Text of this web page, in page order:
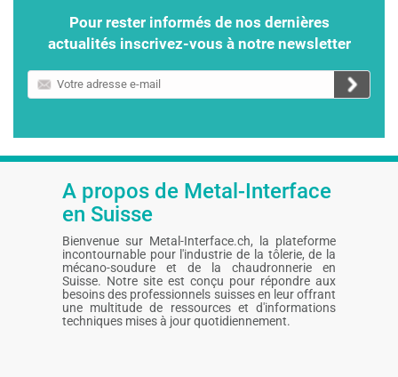
Pour rester informés de nos dernières
actualités inscrivez-vous à notre newsletter
Votre
adresse
A propos de Metal-Interface
en Suisse
Bienvenue sur Metal-Interface.ch, la plateforme
incontournable pour l'industrie de la tôlerie, de la
mécano-soudure et de la chaudronnerie en
Suisse. Notre site est conçu pour répondre aux
besoins des professionnels suisses en leur offrant
une multitude de ressources et d'informations
techniques mises à jour quotidiennement.